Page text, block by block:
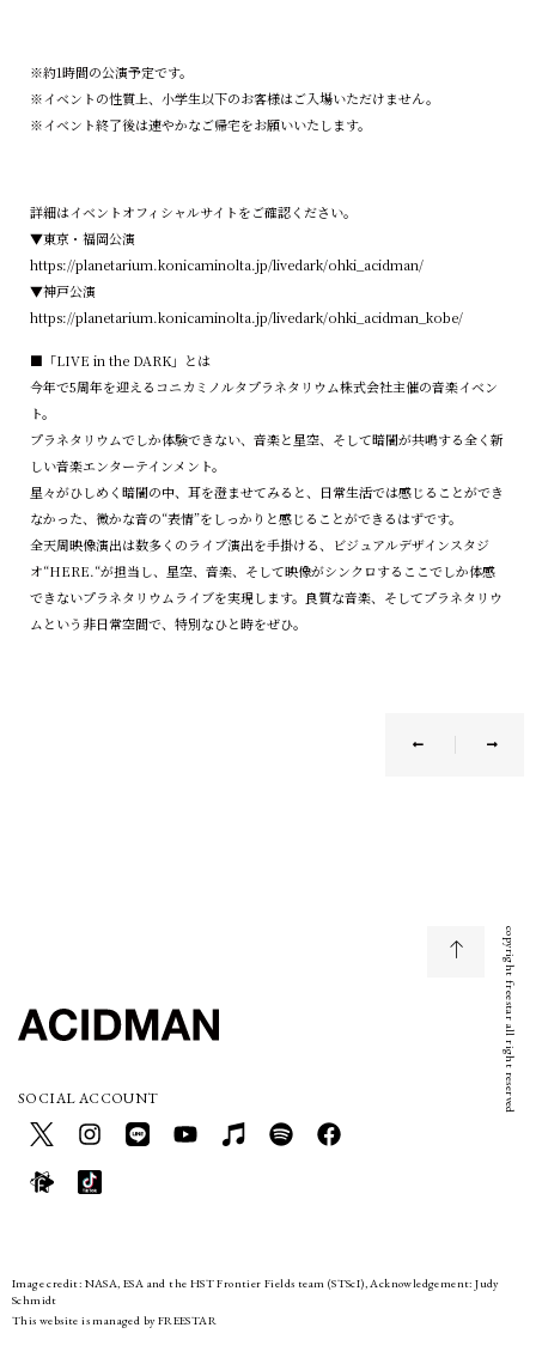
※約1時間の公演予定です。
※イベントの性質上、小学生以下のお客様はご入場いただけません。
※イベント終了後は速やかなご帰宅をお願いいたします。
詳細はイベントオフィシャルサイトをご確認ください。
▼東京・福岡公演
https://planetarium.konicaminolta.jp/livedark/ohki_acidman/
▼神戸公演
https://planetarium.konicaminolta.jp/livedark/ohki_acidman_kobe/
■「LIVE in the DARK」とは
今年で5周年を迎えるコニカミノルタプラネタリウム株式会社主催の音楽イベン
ト。
プラネタリウムでしか体験できない、音楽と星空、そして暗闇が共鳴する全く新
しい音楽エンターテインメント。
星々がひしめく暗闇の中、耳を澄ませてみると、日常生活では感じることができ
なかった、微かな音の“表情”をしっかりと感じることができるはずです。
全天周映像演出は数多くのライブ演出を手掛ける、ビジュアルデザインスタジ
オ“HERE.“が担当し、星空、音楽、そして映像がシンクロするここでしか体感
できないプラネタリウムライブを実現します。良質な音楽、そしてプラネタリウ
ムという非日常空間で、特別なひと時をぜひ。
SOCIAL ACCOUNT copyright freestar all right reserved
Image credit: NASA, ESA and the HST Frontier Fields team (STScI), Acknowledgement: Judy
Schmidt
This website is managed by FREESTAR